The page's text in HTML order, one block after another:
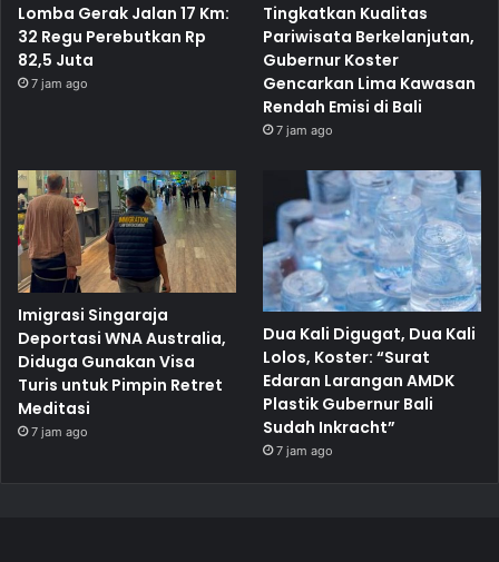
Lomba Gerak Jalan 17 Km:
32 Regu Perebutkan Rp
82,5 Juta
7 jam ago
Tingkatkan Kualitas
Pariwisata Berkelanjutan,
Gubernur Koster
Gencarkan Lima Kawasan
Rendah Emisi di Bali
7 jam ago
Imigrasi Singaraja
Deportasi WNA Australia,
Diduga Gunakan Visa
Turis untuk Pimpin Retret
Meditasi
7 jam ago
Dua Kali Digugat, Dua Kali
Lolos, Koster: “Surat
Edaran Larangan AMDK
Plastik Gubernur Bali
Sudah Inkracht”
7 jam ago